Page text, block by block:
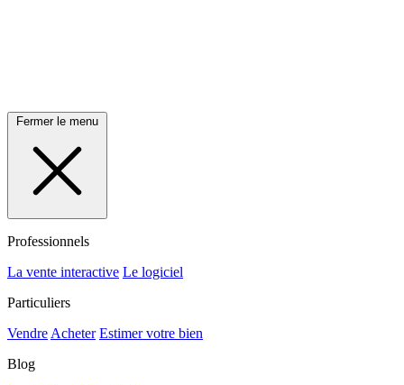
Fermer le menu
Professionnels
La vente interactive Le logiciel
Particuliers
Vendre Acheter Estimer votre bien
Blog